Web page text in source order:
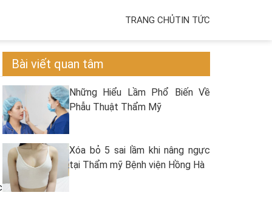
TRANG CHỦTIN TỨC
Bài viết quan tâm
Những Hiểu Lầm Phổ Biến Về
Phẫu Thuật Thẩm Mỹ
Xóa bỏ 5 sai lầm khi nâng ngực
tại Thẩm mỹ Bệnh viện Hồng Hà